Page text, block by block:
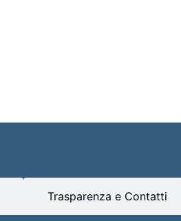
Trasparenza e Contatti